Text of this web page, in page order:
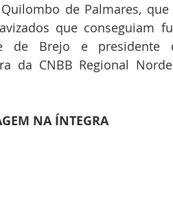
de Palmares,
que conseguiam
de Brejo e presidente
da CNBB Regional
NA ÍNTEGRA